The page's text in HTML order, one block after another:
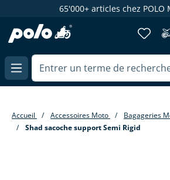
65'000+ articles chez POLO
Accueil Accessoires Moto Bagageries
Shad sacoche support Semi Rigid